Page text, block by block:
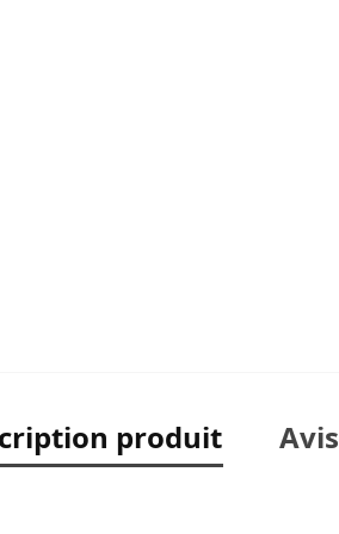
produit Avis